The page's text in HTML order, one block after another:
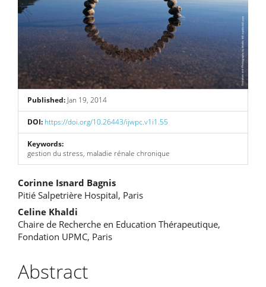
Published: Jan 19, 2014
DOI: https://doi.org/10.26443/ijwpc.v1i1.55
Keywords:
gestion du stress, maladie rénale chronique
Main
Article
Content
Corinne Isnard Bagnis
Pitié Salpetrière Hospital, Paris
Celine Khaldi
Chaire de Recherche en Education Thérapeutique,
Fondation UPMC, Paris
Abstract